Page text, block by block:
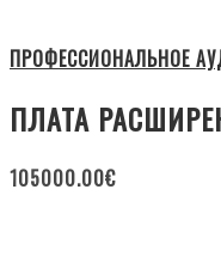
ПРОФЕССИОНАЛЬНОЕ
ПЛАТА
105000.00€